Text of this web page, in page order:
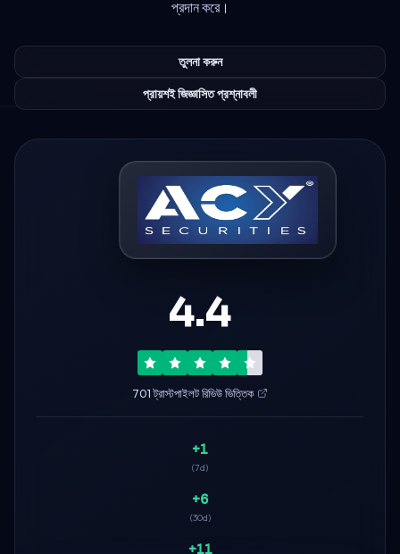
প্রদান করে।
তুলনা করুন
প্রায়শই জিজ্ঞাসিত প্রশ্নাবলী
4.4
701 ট্রাস্টপাইলট রিভিউ ভিত্তিক
+1
(7d)
+6
(30d)
+11